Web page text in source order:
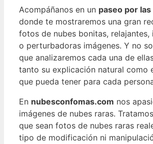
Acompáñanos en un paseo por
donde te mostraremos una gran
fotos de nubes bonitas, relajantes,
o perturbadoras imágenes. Y no
que analizaremos cada una de
tanto su explicación natural como
que pueda tener para cada
En nubesconfomas.com nos
imágenes de nubes raras.
que sean fotos de nubes raras
tipo de modificación ni